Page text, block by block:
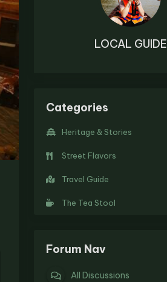
LOCAL GUIDE
Categories
Heritage & Stories
Street Flavors
Travel Guide
The Tea Stool
Forum Nav
All Discussions